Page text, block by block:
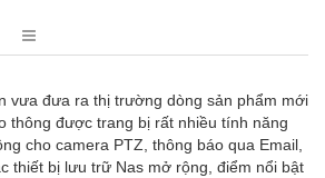
đưa ra thị trường dòng sản phẩm mới
thông được trang bị rất nhiều tính năng
cho camera PTZ, thông báo qua Email,
thiết bị lưu trữ Nas mở rộng, điểm nổi bật